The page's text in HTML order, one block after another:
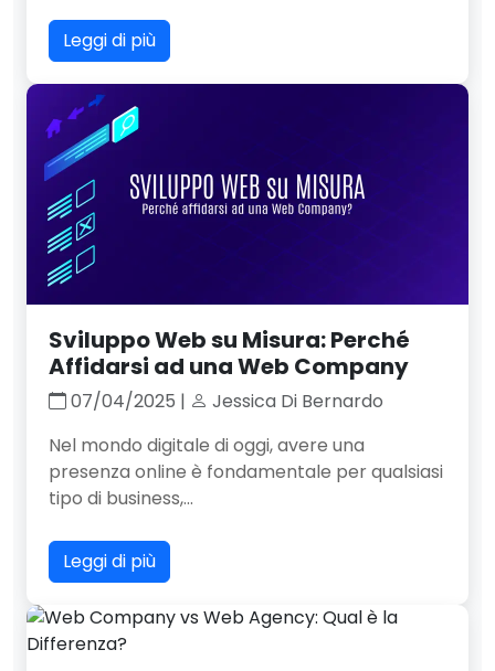
Leggi di più
Sviluppo Web su Misura: Perché
Affidarsi ad una Web Company
07/04/2025 |
Jessica Di Bernardo
Nel mondo digitale di oggi, avere una
presenza online è fondamentale per qualsiasi
tipo di business,...
Leggi di più